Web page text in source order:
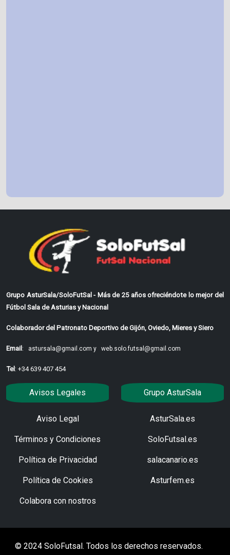
Grupo AsturSala/SoloFutSal - Más de 25 años ofreciéndote lo mejor del
Fútbol Sala de Asturias y Nacional
Colaborador del Patronato Deportivo de Gijón, Oviedo, Mieres y Siero
Email : astursala@gmail.com y web.solo.futsal@gmail.com
Tel : +34 639 407 454
Avisos Legales
Aviso Legal
Términos y Condiciones
Política de Privacidad
Política de Cookies
Colabora con nostros
Grupo AsturSala
AsturSala.es
SoloFutsal.es
salacanario.es
Asturfem.es
© 2024 SoloFutsal. Todos los derechos reservados.